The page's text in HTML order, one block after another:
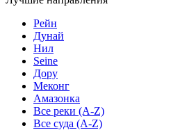
Рейн
Дунай
Нил
Seine
Дору
Меконг
Амазонка
Все реки (A-Z)
Все суда (A-Z)